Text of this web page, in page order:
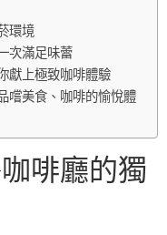
環境
次滿足味蕾
獻上極致咖啡體驗
嚐美食、咖啡的愉悅體
啡廳的獨